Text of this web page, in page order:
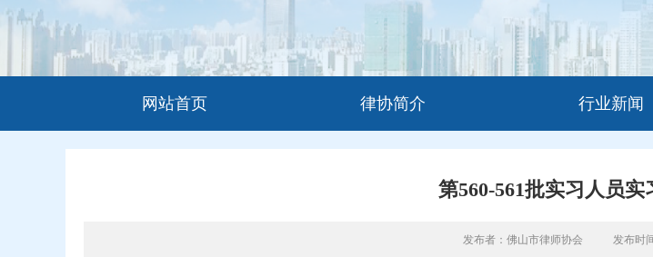
网站首页 律协简介 行业新闻
第560-561批实习人员
发布者：佛山市律师协会 发布时